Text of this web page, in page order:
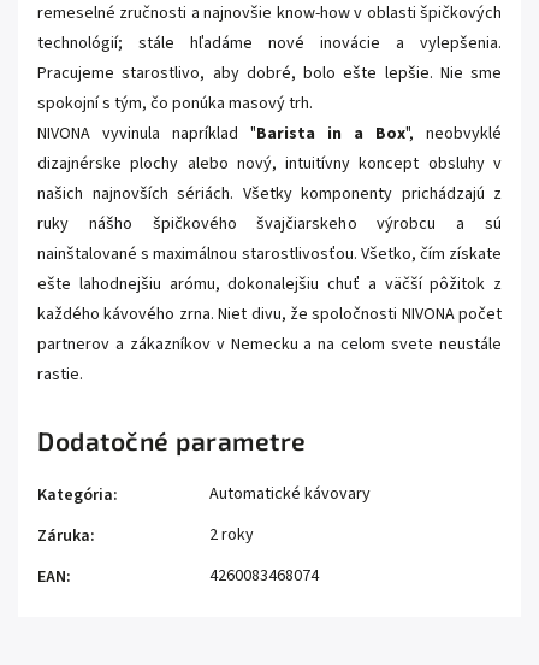
remeselné zručnosti a najnovšie know-how v oblasti špičkových
technológií; stále hľadáme nové inovácie a vylepšenia.
Pracujeme starostlivo, aby dobré, bolo ešte lepšie. Nie sme
spokojní s tým, čo ponúka masový trh.
NIVONA vyvinula napríklad "Barista in a Box", neobvyklé
dizajnérske plochy alebo nový, intuitívny koncept obsluhy v
našich najnovších sériách. Všetky komponenty prichádzajú z
ruky nášho špičkového švajčiarskeho výrobcu a sú
nainštalované s maximálnou starostlivosťou. Všetko, čím získate
ešte lahodnejšiu arómu, dokonalejšiu chuť a väčší pôžitok z
každého kávového zrna. Niet divu, že spoločnosti NIVONA počet
partnerov a zákazníkov v Nemecku a na celom svete neustále
rastie.
Dodatočné parametre
Kategória:
Automatické kávovary
Záruka:
2 roky
EAN: 4260083468074